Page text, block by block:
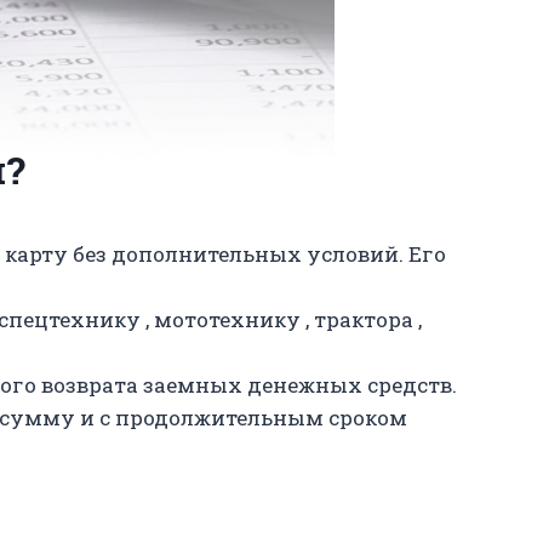
без дополнительных условий. Его
, мототехнику , трактора ,
возврата заемных денежных средств.
сумму и с продолжительным сроком